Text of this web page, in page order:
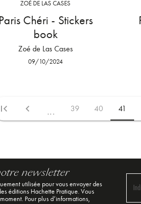
ZOÉ DE LAS CASES
Paris Chéri - Stickers
book
Zoé de Las Cases
09/10/2024
first_page chevron_left ... 39 40 41
newsletter
utilisée pour vous envoyer des
éditions Hachette Pratique. Vous
Pour plus d’informations,